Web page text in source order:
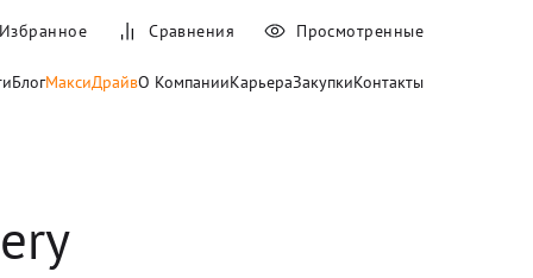
БлогМаксиДрайвО КомпанииКарьераЗакупкиКонтакты
Избранное Сравнения Просмотренные